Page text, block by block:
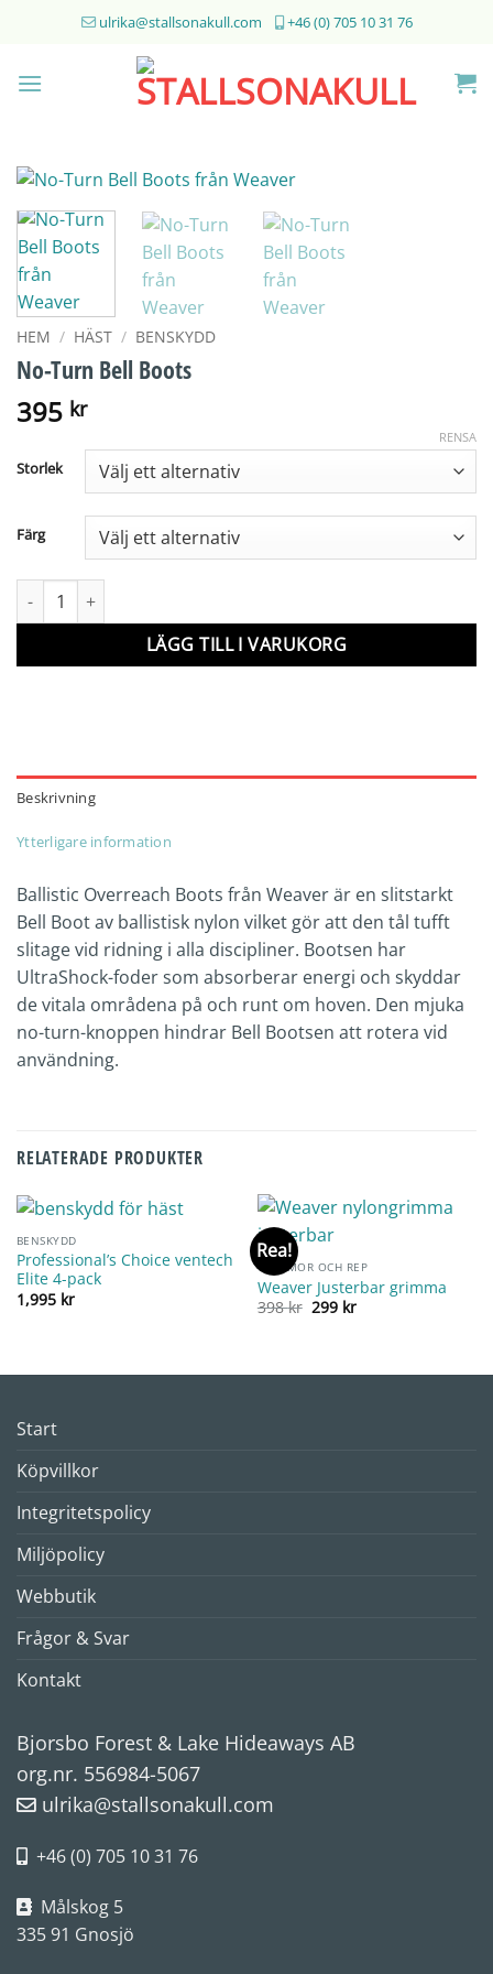
ulrika@stallsonakull.com +46 (0) 705 10 31 76
HEM / HÄST / BENSKYDD
No-Turn Bell Boots
395 kr
Storlek
Färg
RENSA
No-Turn Bell Boots mängd
LÄGG TILL I VARUKORG
Beskrivning
Ytterligare information
Ballistic Overreach Boots från Weaver är en slitstarkt
Bell Boot av ballistisk nylon vilket gör att den tål tufft
slitage vid ridning i alla discipliner. Bootsen har
UltraShock-foder som absorberar energi och skyddar
de vitala områdena på och runt om hoven. Den mjuka
no-turn-knoppen hindrar Bell Bootsen att rotera vid
användning.
RELATERADE PRODUKTER
BENSKYDD
Professional’s Choice ventech
Elite 4-pack
1,995 kr
Rea!
GRIMMOR OCH REP
Weaver Justerbar grimma
398kr Det
ursprungliga
299 krDet
Start
Köpvillkor
Integritetspolicy
Miljöpolicy
Webbutik
Frågor & Svar
Kontakt
Bjorsbo Forest & Lake Hideaways AB
org.nr. 556984-5067
ulrika@stallsonakull.com
+46 (0) 705 10 31 76
Målskog 5
335 91 Gnosjö